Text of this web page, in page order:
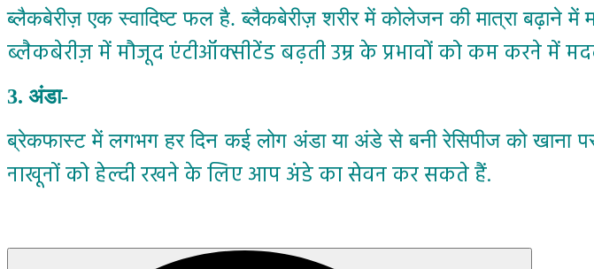
ब्लैकबेरीज़ एक स्वादिष्ट फल है. ब्लैकबेरीज़ शरीर में कोलेजन की मात्रा बढ़ाने
ब्लैकबेरीज़ में मौजूद एंटीऑक्सीटेंड बढ़ती उम्र के प्रभावों को कम करने में
3. अंडा-
ब्रेकफास्ट में लगभग हर दिन कई लोग अंडा या अंडे से बनी रेसिपीज को खाना
नाखूनों को हेल्दी रखने के लिए आप अंडे का सेवन कर सकते हैं.